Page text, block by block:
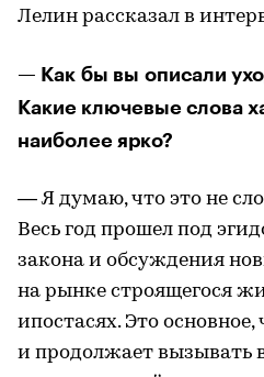
Лелин рассказал в
— Как бы вы описали
Какие ключевые слова
наиболее ярко?
— Я думаю, что это не
Весь год прошел под
закона и обсуждения
на рынке строящегося
ипостасях. Это
и продолжает вызывать